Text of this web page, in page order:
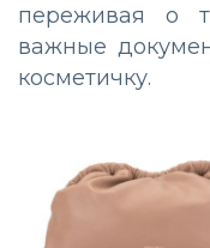
переживая о
важные
косметичку.